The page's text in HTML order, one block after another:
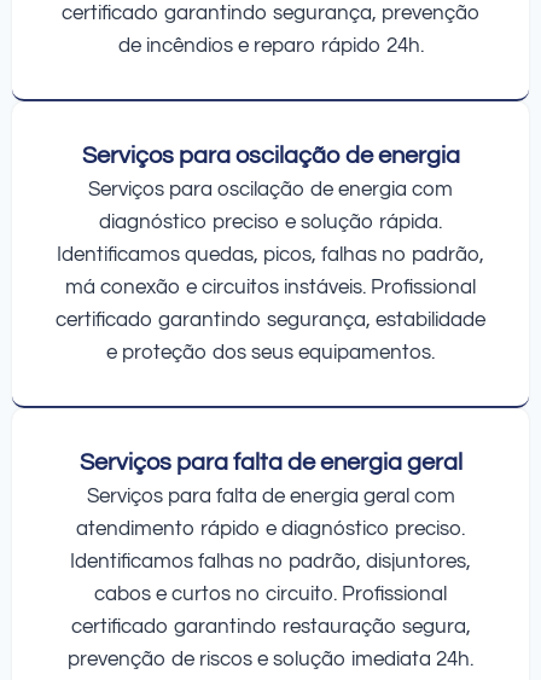
certificado garantindo segurança, prevenção
de incêndios e reparo rápido 24h.
Serviços para oscilação de energia
Serviços para oscilação de energia com
diagnóstico preciso e solução rápida.
Identificamos quedas, picos, falhas no padrão,
má conexão e circuitos instáveis. Profissional
certificado garantindo segurança, estabilidade
e proteção dos seus equipamentos.
Serviços para falta de energia geral
Serviços para falta de energia geral com
atendimento rápido e diagnóstico preciso.
Identificamos falhas no padrão, disjuntores,
cabos e curtos no circuito. Profissional
certificado garantindo restauração segura,
prevenção de riscos e solução imediata 24h.